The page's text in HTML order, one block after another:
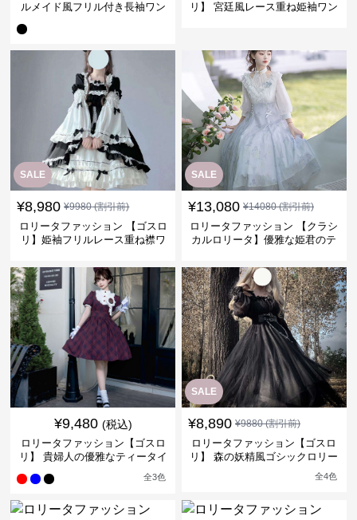
ルメイド風フリル付き長袖ワン
リ】 宮廷風レース重ね姫袖ワン
SALE
¥8,980 ¥9980(割引前)
ロリータファッション 【ゴスロ
リ】姫袖フリルレース重ね襟ワ
SALE
¥13,080 ¥14080(割引前)
ロリータファッション 【クラシ
カルロリータ】優雅な姫君のテ
¥9,480 (税込)
ロリータファッション【ゴスロ
リ】 貴婦人の優雅なティータイ
全3色
SALE
¥8,890 ¥9880(割引前)
ロリータファッション【ゴスロ
リ】 森の妖精風ゴシックロリー
全4色